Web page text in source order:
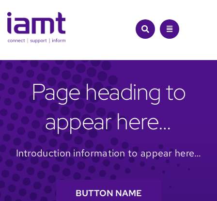
to
content
Page heading to
appear here…
Introduction information to appear here…
BUTTON NAME